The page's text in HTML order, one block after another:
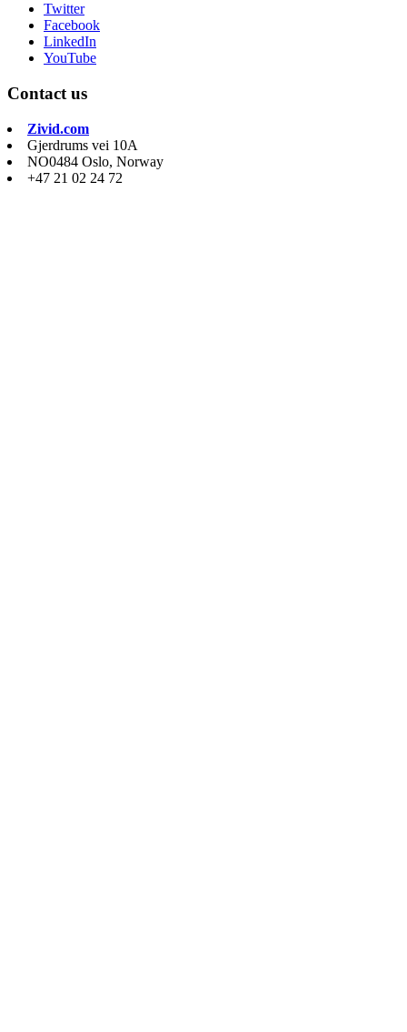
Twitter
Facebook
LinkedIn
YouTube
Contact us
Zivid.com
Gjerdrums vei 10A
NO0484 Oslo, Norway
+47 21 02 24 72